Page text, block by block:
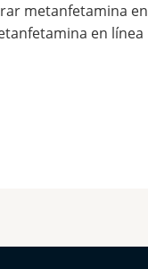
metanfetamina en
en línea